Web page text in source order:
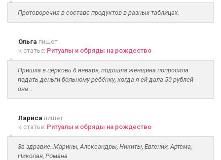
Протоворечия в составе продуктов в разных таблицах.
Ольга пишет
к статье: Ритуалы и обряды на рождество
Пришла в церковь 6 января, подошла женщина попросила
подать деньги больному ребёнку, когда я ей дала 50 рублей
она...
Лариса пишет
к статье: Ритуалы и обряды на рождество
За здравие..Марины, Александры, Никиты, Евгении, Артема,
Николая, Романа